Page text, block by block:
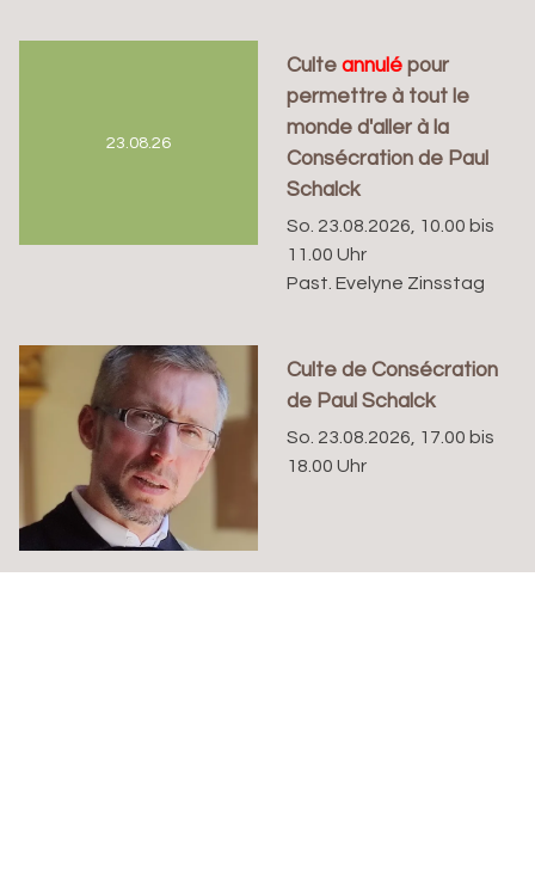
23.08.26
Culteannulé pour
permettre à tout le
monde d'aller à la
Consécration de Paul
Schalck
So. 23.08.2026, 10.00 bis
11.00 Uhr
Past. Evelyne Zinsstag
Culte de Consécration
de Paul Schalck
So. 23.08.2026, 17.00 bis
18.00 Uhr